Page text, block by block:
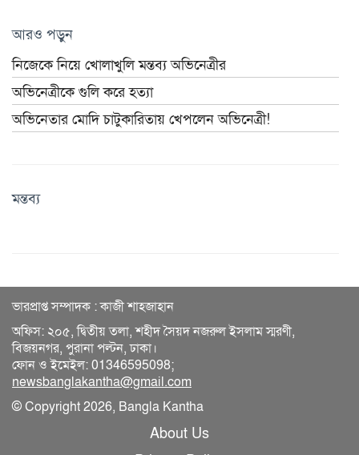
আরও পড়ুন
নিজেকে নিয়ে খোলাখুলি মন্তব্য অভিনেত্রীর
অভিনেত্রীকে গুলি করে হত্যা
অভিনেতার মোদি চাটুকারিতায় খেপলেন অভিনেত্রী!
মন্তব্য
ভারপ্রাপ্ত সম্পাদক : কাজী শাহজাহান
অফিস: ২০৫, দ্বিতীয় তলা, শহীদ সৈয়দ নজরুল ইসলাম স্মরণী,
বিজয়নগর, পুরানা পল্টন, ঢাকা।
ফোন ও ইমেইল: 01346595098;
newsbanglakantha@gmail.com
© Copyright 2026, Bangla Kantha
About Us